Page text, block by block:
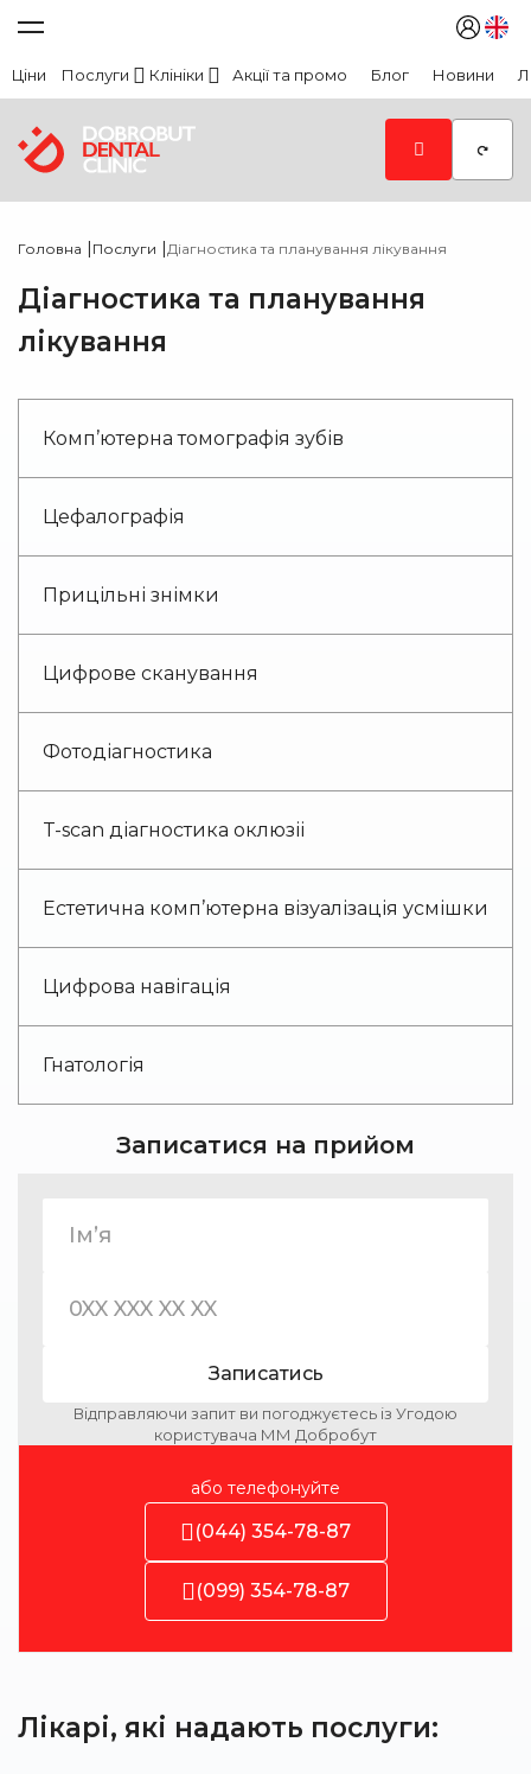
Ціни Послуги Клініки Акції та промо Блог Новини
Головна | Послуги |Діагностика та планування лікування
Діагностика та планування
лікування
Комп’ютерна томографія зубів
Цефалографія
Прицільні знімки
Цифрове сканування
Фотодіагностика
T-scan діагностика оклюзіі
Естетична комп’ютерна візуалізація усмішки
Цифрова навігація
Гнатологія
Записатися на прийом
Записатись
Відправляючи запит ви погоджуєтесь із Угодою
користувача ММ Добробут
або телефонуйте
(044) 354-78-87
(099) 354-78-87
Лікарі, які надають послуги: